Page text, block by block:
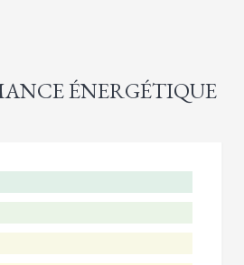
ÉNERGÉTIQUE